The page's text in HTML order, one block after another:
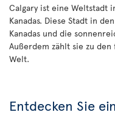
Calgary ist eine Weltstadt
Kanadas. Diese Stadt in
Kanadas und die
Außerdem zählt sie zu
Welt.
Entdecken Sie